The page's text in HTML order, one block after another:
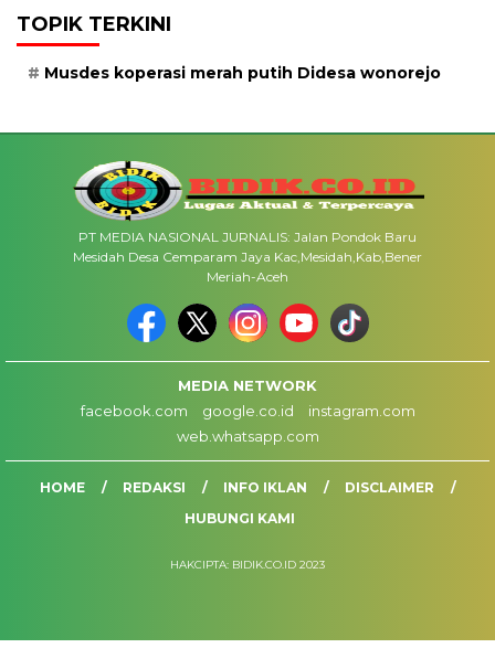
TOPIK TERKINI
Musdes koperasi merah putih Didesa wonorejo
PT MEDIA NASIONAL JURNALIS: Jalan Pondok Baru
Mesidah Desa Cemparam Jaya Kac,Mesidah,Kab,Bener
Meriah-Aceh
MEDIA NETWORK
facebook.com
google.co.id
instagram.com
web.whatsapp.com
HOME REDAKSI INFO IKLAN
DISCLAIMER
HUBUNGI KAMI
HAKCIPTA: BIDIK.CO.ID 2023